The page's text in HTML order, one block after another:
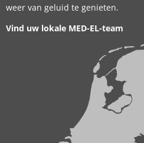
weer van geluid te genieten.
Vind uw lokale MED-EL-team